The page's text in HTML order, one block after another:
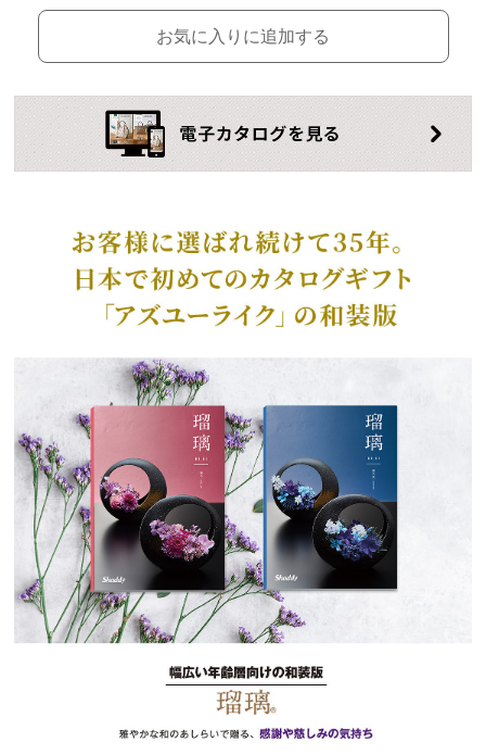
お気に入りに追加する